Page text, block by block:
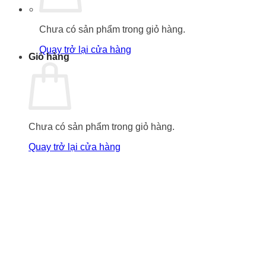
Chưa có sản phẩm trong giỏ hàng.
Quay trở lại cửa hàng
Giỏ hàng
Chưa có sản phẩm trong giỏ hàng.
Quay trở lại cửa hàng